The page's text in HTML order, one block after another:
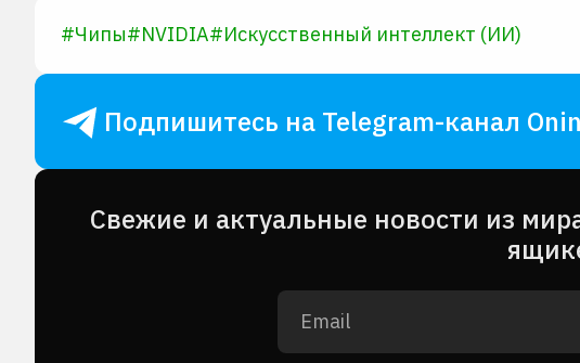
#Чипы#NVIDIA#Искусственный интеллект (ИИ)
Подпишитесь на Telegram-канал
Cвежие и актуальные новости из